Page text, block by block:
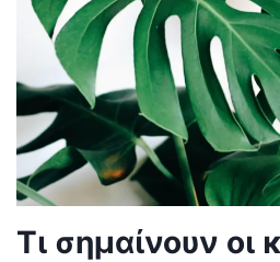
Τι σημαίνουν οι